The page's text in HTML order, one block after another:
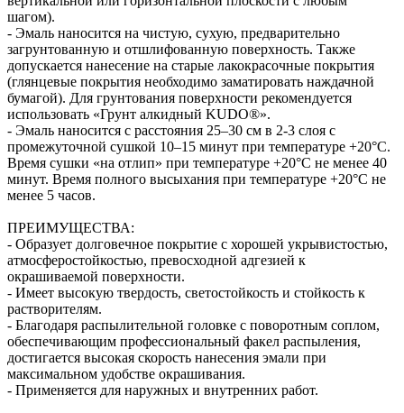
шагом).
- Эмаль наносится на чистую, сухую, предварительно
загрунтованную и отшлифованную поверхность. Также
допускается нанесение на старые лакокрасочные покрытия
(глянцевые покрытия необходимо заматировать наждачной
бумагой). Для грунтования поверхности рекомендуется
использовать «Грунт алкидный KUDO®».
- Эмаль наносится с расстояния 25–30 см в 2-3 слоя с
промежуточной сушкой 10–15 минут при температуре +20°С.
Время сушки «на отлип» при температуре +20°С не менее 40
минут. Время полного высыхания при температуре +20°С не
менее 5 часов.
ПРЕИМУЩЕСТВА:
- Образует долговечное покрытие с хорошей укрывистостью,
атмосферостойкостью, превосходной адгезией к
окрашиваемой поверхности.
- Имеет высокую твердость, светостойкость и стойкость к
растворителям.
- Благодаря распылительной головке с поворотным соплом,
обеспечивающим профессиональный факел распыления,
достигается высокая скорость нанесения эмали при
максимальном удобстве окрашивания.
- Применяется для наружных и внутренних работ.